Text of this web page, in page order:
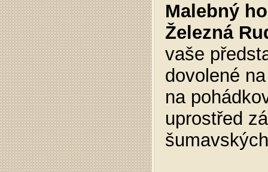
Malebný
Železná
vaše
dovolené
na
uprostřed